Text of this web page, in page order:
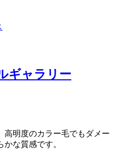
ギャラリー
高明度のカラー毛でもダメー
な質感です。